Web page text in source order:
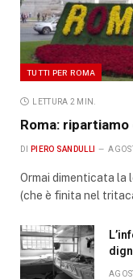
TUTTI PER ROMA
LETTURA 2 MIN.
Roma:
DI PIERO SANDULLI
Ormai dimenticata la
(che è finita nel